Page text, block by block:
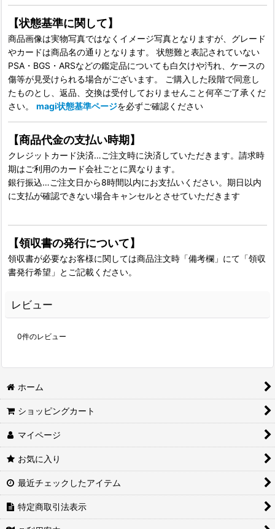
【状態基準に関して】
商品画像は実物写真ではなくイメージ写真となりますが、グレード
やカードは商品名の通りとなります。 状態難と表記されていない
PSA・BGS・ARSなどの鑑定品についても白欠けや汚れ、ケースの
傷等が見受けられる場合がございます。 ご購入した段階で同意し
たものとし、返品、交換は受付しておりませんこと何卒ご了承くだ
さい。 magi状態基準ページを必ずご確認ください
【商品代金の支払い時期】
クレジットカード決済…ご注文時に決済していただきます。請求時
期はご利用のカード会社ごとに異なります。
銀行振込…ご注文日から8時間以内にお支払いください。期日以内
に支払が確認できない場合キャンセルとさせていただきます
【領収書の発行について】
領収書が必要なお客様に関しては商品注文時「備考欄」にて「領収
書発行希望」とご記載ください。
レビュー
0件のレビュー
ホーム
ショッピングカート
マイページ
お気に入り
最近チェックしたアイテム
特定商取引法表示